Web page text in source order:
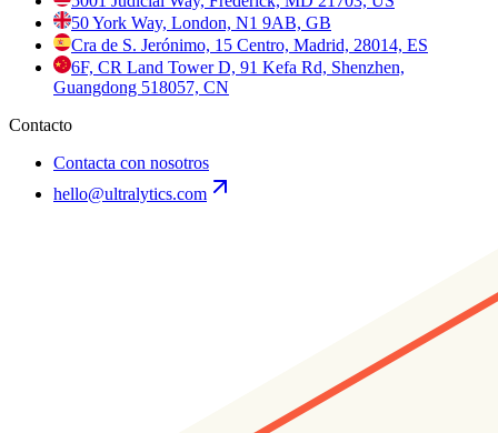
50 York Way, London, N1 9AB, GB
Cra de S. Jerónimo, 15 Centro, Madrid, 28014, ES
6F, CR Land Tower D, 91 Kefa Rd, Shenzhen,
Guangdong 518057, CN
Contacto
Contacta con nosotros
hello@ultralytics.com